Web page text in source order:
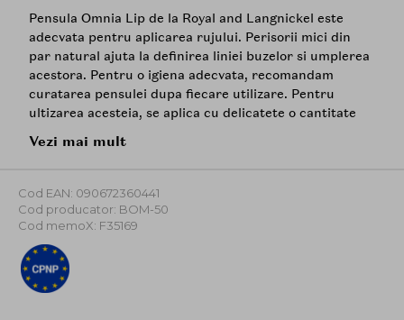
Pensula Omnia Lip de la Royal and Langnickel este
adecvata pentru aplicarea rujului. Perisorii mici din
par natural ajuta la definirea liniei buzelor si umplerea
acestora. Pentru o igiena adecvata, recomandam
curatarea pensulei dupa fiecare utilizare. Pentru
ultizarea acesteia, se aplica cu delicatete o cantitate
buzelor, se foloseste varful pensulei. Totodata, pentru
de luciu in centrul buzelor.
Gama OMNIA reprezinta urmatoarea generatie de
make-up artistilor de renume din intreaga lume.
Aceste accesorii au fost confectionate manual, din par
natural, fiind folosite materiale de o calitate superioara
Vezi mai mult
Cod EAN: 090672360441
Cod producator: BOM-50
Cod memoX: F35169